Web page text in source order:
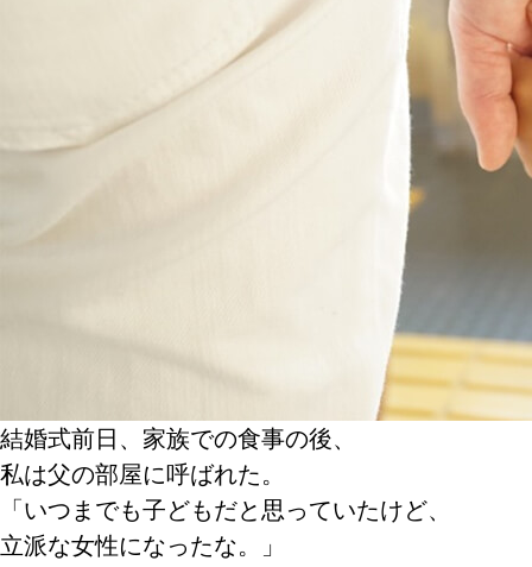
結婚式前日、家族での食事の後、
私は父の部屋に呼ばれた。
「いつまでも子どもだと思っていたけど、
立派な女性になったな。」